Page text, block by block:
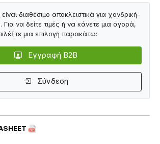
διαθέσιμο αποκλειστικά για χονδρική-
Για να δείτε τιμές ή να κάνετε μια αγορά,
μια επιλογή παρακάτω:
Εγγραφή B2B
Σύνδεση